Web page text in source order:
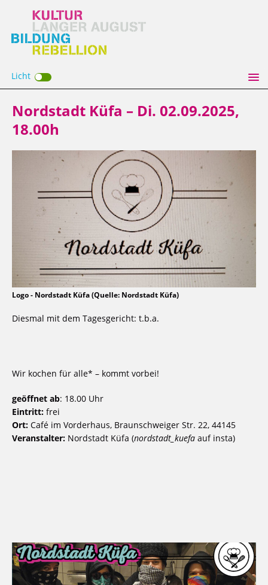
Licht
Nordstadt Küfa – Di. 02.09.2025,
18.00h
Logo - Nordstadt Küfa (Quelle: Nordstadt Küfa)
Diesmal mit dem Tagesgericht: t.b.a.
Wir kochen für alle* – kommt vorbei!
geöffnet ab: 18.00 Uhr
Eintritt: frei
Ort: Café im Vorderhaus, Braunschweiger Str. 22, 44145
Veranstalter: Nordstadt Küfa (nordstadt_kuefa auf insta)